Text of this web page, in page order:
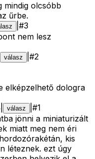
mindig olcsóbb
űrbe.
#3
nem lesz
válasz #2
elképzelhető dologra
válasz #1
jönni a miniaturizált
miatt meg nem éri
kis
léteznek. ezt úgy